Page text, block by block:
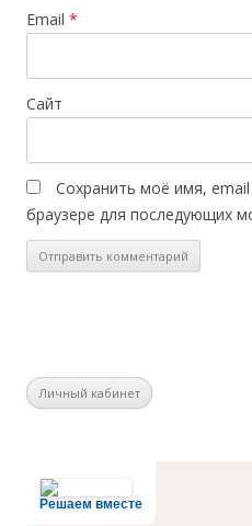
Email *
Сайт
Сохранить моё имя,
браузере для последующих
Личный кабинет
Решаем вместе